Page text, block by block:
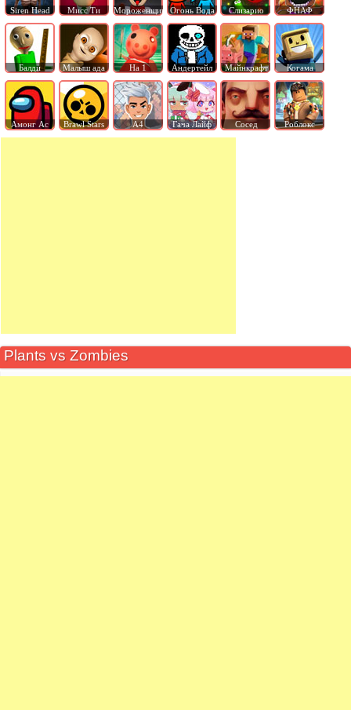
Siren Head Мисс Ти Мороженщик Огонь Вода Слизарио ФНАФ
Балди Малыш ада На 1 Андертейл Майнкрафт Когама
Амонг Ас Brawl Stars А4 Гача Лайф Сосед Роблокс
Plants vs Zombies